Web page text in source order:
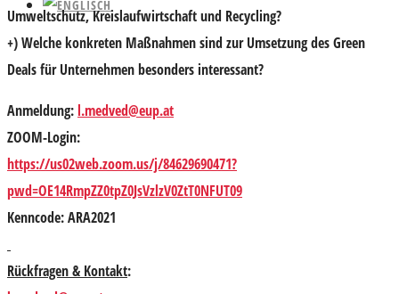
Umweltschutz, Kreislaufwirtschaft und Recycling?
+) Welche konkreten Maßnahmen sind zur Umsetzung des Green
Deals für Unternehmen besonders interessant?
Anmeldung:l.medved@eup.at
ZOOM-Login:
https://us02web.zoom.us/j/84629690471?
pwd=OE14RmpZZ0tpZ0JsVzlzV0ZtT0NFUT09
Kenncode: ARA2021
Rückfragen & Kontakt: